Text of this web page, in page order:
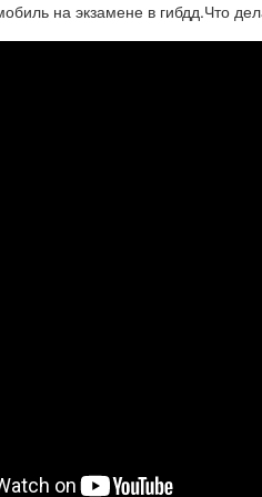
на экзамене в гибдд.Что